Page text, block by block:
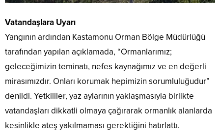
Vatandaşlara Uyarı
Yangının ardından Kastamonu Orman Bölge Müdürlüğü
tarafından yapılan açıklamada, “Ormanlarımız;
geleceğimizin teminatı, nefes kaynağımız ve en değerli
mirasımızdır. Onları korumak hepimizin sorumluluğudur”
denildi. Yetkililer, yaz aylarının yaklaşmasıyla birlikte
vatandaşları dikkatli olmaya çağırarak ormanlık alanlarda
kesinlikle ateş yakılmaması gerektiğini hatırlattı.